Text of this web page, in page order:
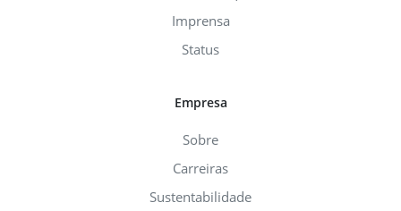
Imprensa
Status
Empresa
Sobre
Carreiras
Sustentabilidade